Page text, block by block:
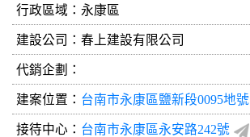
行政區域：永康區
建設公司： 春上建設有限公司
代銷企劃：
建案位置： 台南市永康區鹽新段0095地號
接待中心： 台南市永康區永安路242號